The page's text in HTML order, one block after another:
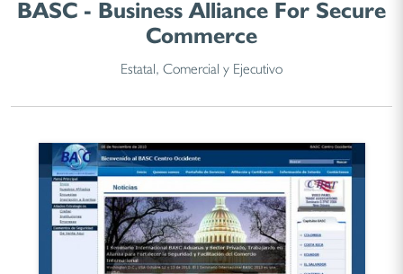
BASC - Business Alliance For Secure
Commerce
Estatal, Comercial y Ejecutivo